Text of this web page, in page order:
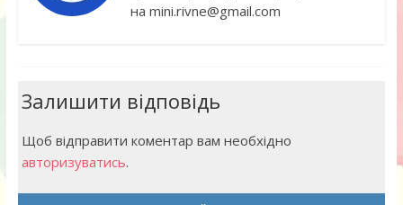
на mini.rivne@gmail.com
Залишити відповідь
Щоб відправити коментар вам необхідно
авторизуватись.